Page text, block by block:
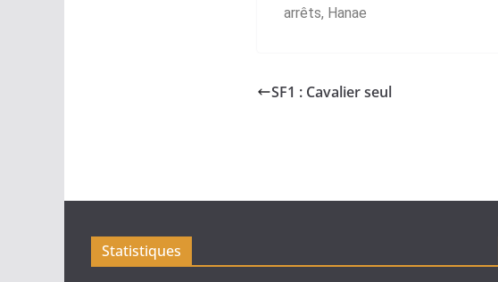
arrêts, Hanae
SF1 : Cavalier seul
Statistiques